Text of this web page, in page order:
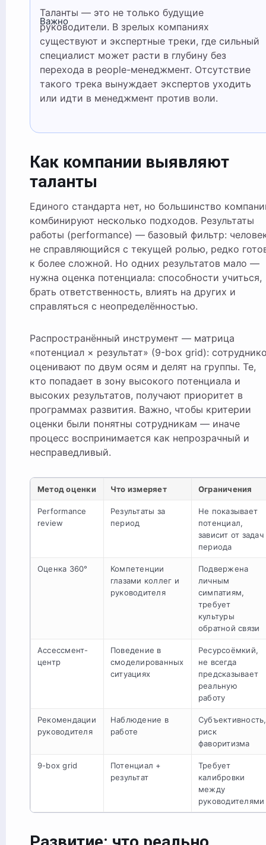
Важно
Таланты — это не только будущие
руководители. В зрелых компаниях
существуют и экспертные треки, где сильный
специалист может расти в глубину без
перехода в people-менеджмент. Отсутствие
такого трека вынуждает экспертов уходить
или идти в менеджмент против воли.
Как компании выявляют
таланты
Единого стандарта нет, но большинство
комбинируют несколько подходов. Результаты
работы (performance) — базовый фильтр:
не справляющийся с текущей ролью, редко
к более сложной. Но одних результатов мало —
нужна оценка потенциала: способности учиться,
брать ответственность, влиять на других и
справляться с неопределённостью.
Распространённый инструмент — матрица
«потенциал × результат» (9-box grid):
оценивают по двум осям и делят на группы. Те,
кто попадает в зону высокого потенциала и
высоких результатов, получают приоритет в
программах развития. Важно, чтобы критерии
оценки были понятны сотрудникам — иначе
процесс воспринимается как непрозрачный и
несправедливый.
Метод оценки Что измеряет Ограничения
Performance
review
Результаты за
период
Не показывает
потенциал,
зависит от задач
периода
Оценка 360°
Компетенции
глазами коллег и
руководителя
Подвержена
личным
симпатиям,
требует
культуры
обратной связи
Ассессмент-
центр
Поведение в
смоделированных
ситуациях
Ресурсоёмкий,
не всегда
предсказывает
реальную
работу
Рекомендации
руководителя
Наблюдение в
работе
Субъективность,
риск
фаворитизма
9-box grid
Потенциал +
результат
Требует
калибровки
между
руководителями